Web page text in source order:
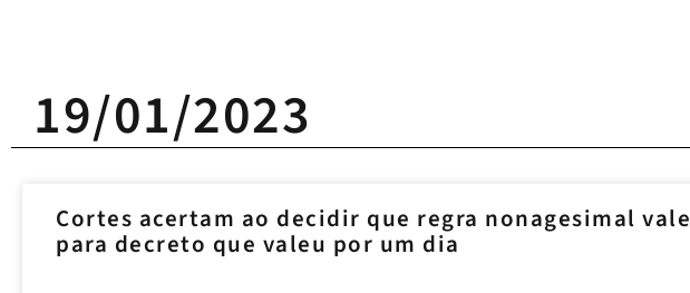
19/01/2023
Cortes acertam ao decidir que regra nonagesimal vale
para decreto que valeu por um dia